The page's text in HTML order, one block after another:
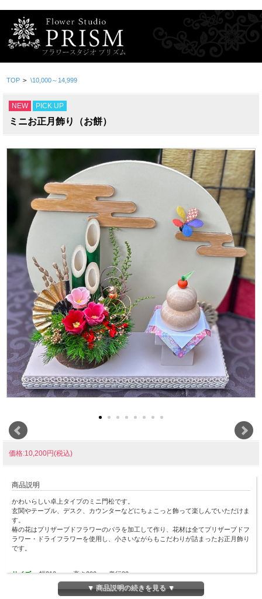
TOP > \10,000～14,999
NEW PICK UP
ミニお正月飾り（お餅）
価格:10,200円(税込)
商品説明
かわいらしい卓上タイプのミニ門松です。
玄関やテーブル、デスク、カウンターなどにちょこっと飾って楽しんでいただけま
す。
椿の花はプリザーブドフラワーのバラを加工して作り、花材は全てプリザーブドフ
ラワー・ドライフラワーを使用し、小さいながらもこだわりが詰まったお正月飾り
です。
サイズ…幅210mm 高さ200mm 奥行80mm
椿（プリザーブドフラワー） ストーベ（プリザーブドフラワー） 松ミ
ンファーン（プリザーブド） 穂（ドライ） シャイニーリンフラワー（ドライ）
▼ 商品説明の続きを見る ▼